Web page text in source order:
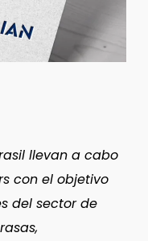
llevan a cabo
con el objetivo
del sector de